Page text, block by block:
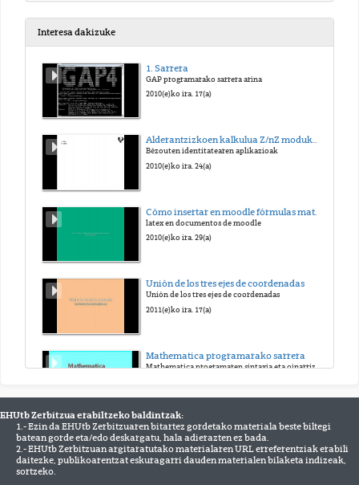
Interesa dakizuke
1. Sarrera
GAP programarako sarrera arina
2010(e)ko ira. 17(a)
Alderantzizkoen kalkulua Z/nZ moduko eraztunetan
Bézouten identitatearen aplikazioak
2010(e)ko ira. 24(a)
latex en documentos de moodle
2010(e)ko ira. 29(a)
Unión de los tres ejes de coordenadas
Unión de los tres ejes de coordenadas
2011(e)ko ira. 17(a)
Mathematica programarako sarrera
Mathematica programaren sintaxia eta oinarrizko aginduak
Decir si es ideal primo e ideal radical
Decir si es ideal primo e ideal radical
2012(e)ko mar. 17(a)
EHUtb Zerbitzua erabiltzeko baldintzak:
1.- Ezin da EHUtb Zerbitzuaren bitartez gordetako materiala beste biltegi
batean gorde eta/edo deskargatu, hala adierazten ez bada.
2.- EHUtb Zerbitzuan argitaratutako materialaren URL erreferentziak erabili
daitezke, publikoarentzat eskuragarri dauden materialen bilaketa indizeak,
sortzeko.